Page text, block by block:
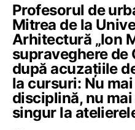
Profesorul de
Mitrea de la
Arhitectură „Ion
supraveghere de
după acuzațiile
la cursuri: Nu
disciplină, nu
singur la